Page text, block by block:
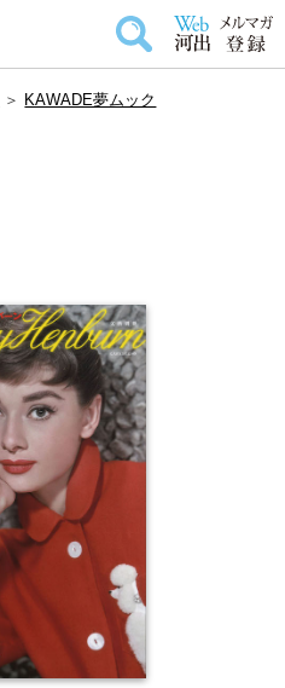
＞ KAWADE夢ムック